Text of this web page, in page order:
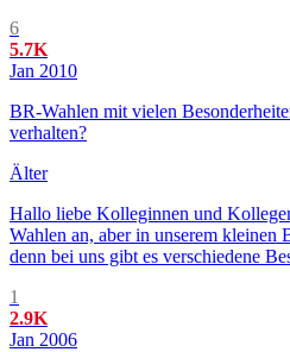
6
5.7K
Jan 2010
BR-Wahlen mit vielen
verhalten?
Älter
Hallo liebe Kolleginnen und
Wahlen an, aber in unserem kleinen
denn bei uns gibt es verschiedene
1
2.9K
Jan 2006